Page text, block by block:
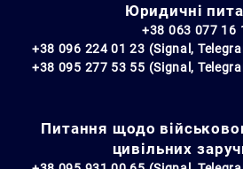
Юридичні
+38 063 077 16
+38 096 224 01 23 (Signal,
+38 095 277 53 55 (Signal,
Питання щодо
цивільних